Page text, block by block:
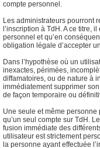
compte personnel.
Les administrateurs pourront
l’inscription à TdH. A ce titre,
personnel et qu’en
obligation légale d’accepter
Dans l’hypothèse où un
inexactes, périmées,
diffamatoires, ou de nature à
immédiatement supprimer
de façon temporaire ou
Une seule et même
qu’un seul compte sur TdH.
fusion immédiate des
utilisateur est strictement
la personne ayant effectuée